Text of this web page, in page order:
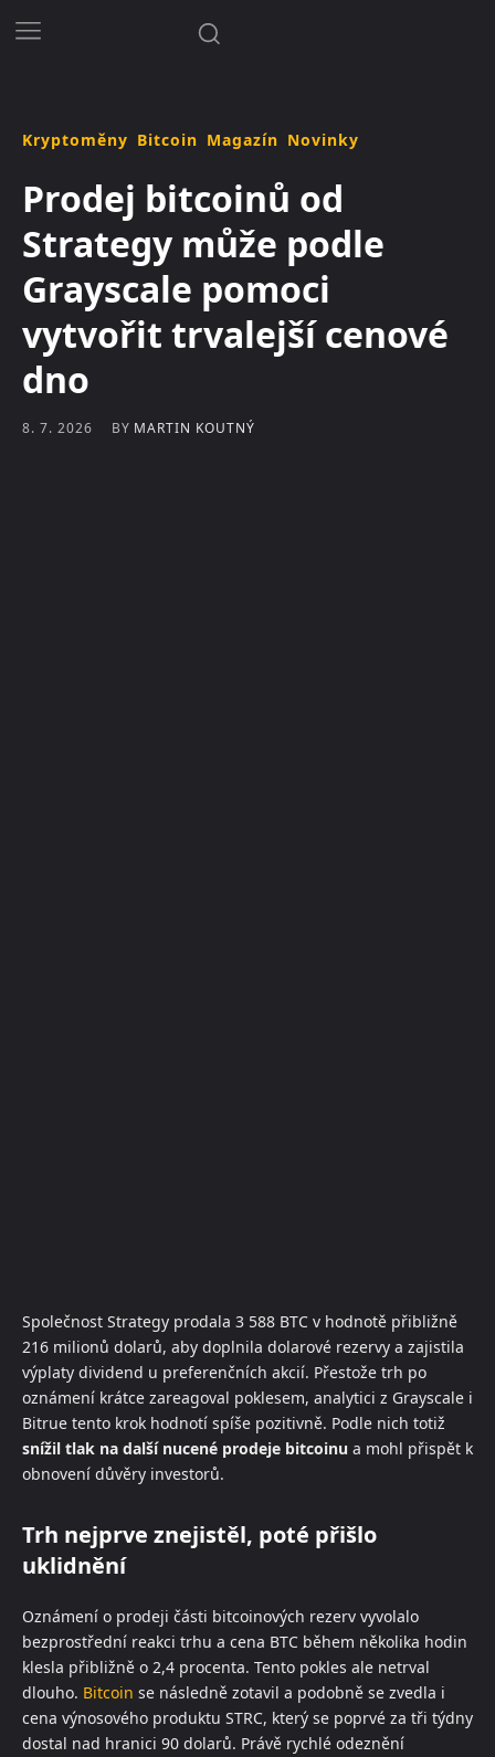
Kryptoměny Bitcoin Magazín Novinky
Prodej bitcoinů od
Strategy může podle
Grayscale pomoci
vytvořit trvalejší cenové
dno
8. 7. 2026 BY MARTIN KOUTNÝ
Společnost Strategy prodala 3 588 BTC v hodnotě přibližně
216 milionů dolarů, aby doplnila dolarové rezervy a zajistila
výplaty dividend u preferenčních akcií. Přestože trh po
oznámení krátce zareagoval poklesem, analytici z Grayscale i
Bitrue tento krok hodnotí spíše pozitivně. Podle nich totiž
snížil tlak na další nucené prodeje bitcoinu a mohl přispět k
obnovení důvěry investorů.
Trh nejprve znejistěl, poté přišlo
uklidnění
Oznámení o prodeji části bitcoinových rezerv vyvolalo
bezprostřední reakci trhu a cena BTC během několika hodin
klesla přibližně o 2,4 procenta. Tento pokles ale netrval
dlouho. Bitcoin se následně zotavil a podobně se zvedla i
cena výnosového produktu STRC, který se poprvé za tři týdny
dostal nad hranici 90 dolarů. Právě rychlé odeznění